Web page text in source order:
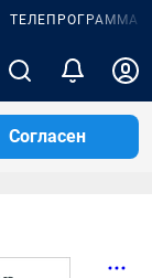
ТЕЛЕПРОГРАММА
Согласен